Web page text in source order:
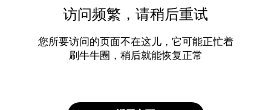
访问频繁，请稍后重试
您所要访问的页面不在这儿，它可能正忙着
刷牛牛圈，稍后就能恢复正常